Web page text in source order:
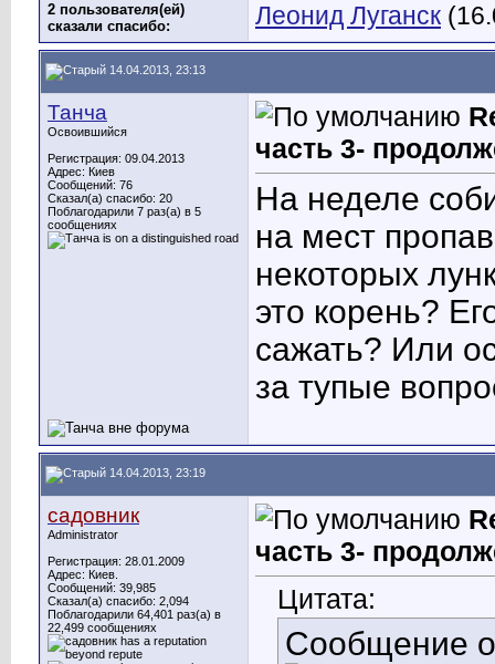
2 пользователя(ей)
сказали cпасибо:
Леонид Луганск
14.04.2013, 23:13
Танча
Освоившийся
Регистрация: 09.04.2013
Адрес: Киев
Сообщений: 76
Сказал(а) спасибо: 20
Поблагодарили 7 раз(а) в 5
сообщениях
часть 3-
На неделе
на мест
некоторых
это корень?
сажать? Или
за тупые
14.04.2013, 23:19
садовник
Administrator
Регистрация: 28.01.2009
Адрес: Киев.
Сообщений: 39,985
Сказал(а) спасибо: 2,094
Поблагодарили 64,401 раз(а) в
22,499 сообщениях
часть 3-
Цитата:
Сообщение